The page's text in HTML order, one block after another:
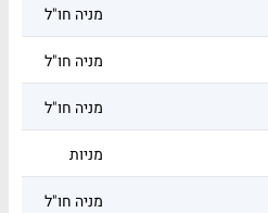
מניה חו"ל
מניה חו"ל
מניה חו"ל
מניות
מניה חו"ל